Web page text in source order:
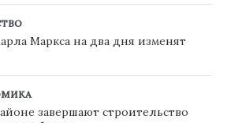
Маркса на два дня изменят
завершают строительство